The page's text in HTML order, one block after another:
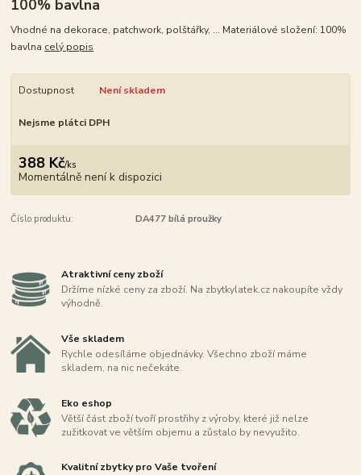
100% bavlna
Vhodné na dekorace, patchwork, polštářky, ... Materiálové složení: 100%
bavlna celý popis
Dostupnost Není skladem
Nejsme plátci DPH
388 Kč/ks
Momentálně není k dispozici
Číslo produktu: DA477 bílá proužky
Atraktivní ceny zboží
Držíme nízké ceny za zboží. Na zbytkylatek.cz nakoupíte vždy
výhodně.
Vše skladem
Rychle odesíláme objednávky. Všechno zboží máme
skladem, na nic nečekáte.
Eko eshop
Větší část zboží tvoří prostřihy z výroby, které již nelze
zužitkovat ve větším objemu a zůstalo by nevyužito.
Kvalitní zbytky pro Vaše tvoření